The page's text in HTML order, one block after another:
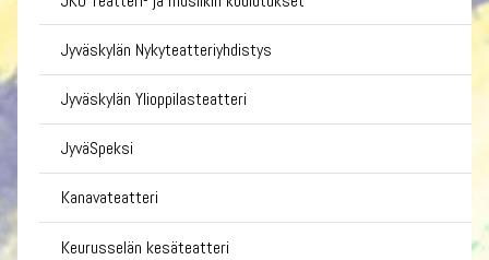
Jyväskylän Nykyteatteriyhdistys
Jyväskylän Ylioppilasteatteri
JyväSpeksi
Kanavateatteri
Keurusselän kesäteatteri